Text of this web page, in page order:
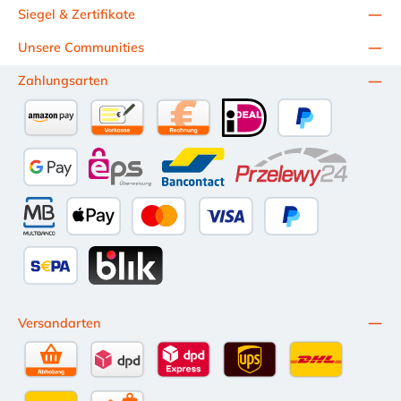
Unsere Communities
Siegel & Zertifikate
Zahlungsarten
PayPal
Kauf auf Rechnung (10 Tage Netto)
Google Pay eps Bancontact Przelewy24
MultibancoApple Pay
Amazon Pay Vorkasse per Überweisung
Versandarten
DPD Standardversand
Selbstabholung